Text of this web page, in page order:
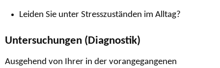
Leiden Sie unter Stresszuständen im Alltag?
Untersuchungen (Diagnostik)
Ausgehend von Ihrer in der vorangegangenen